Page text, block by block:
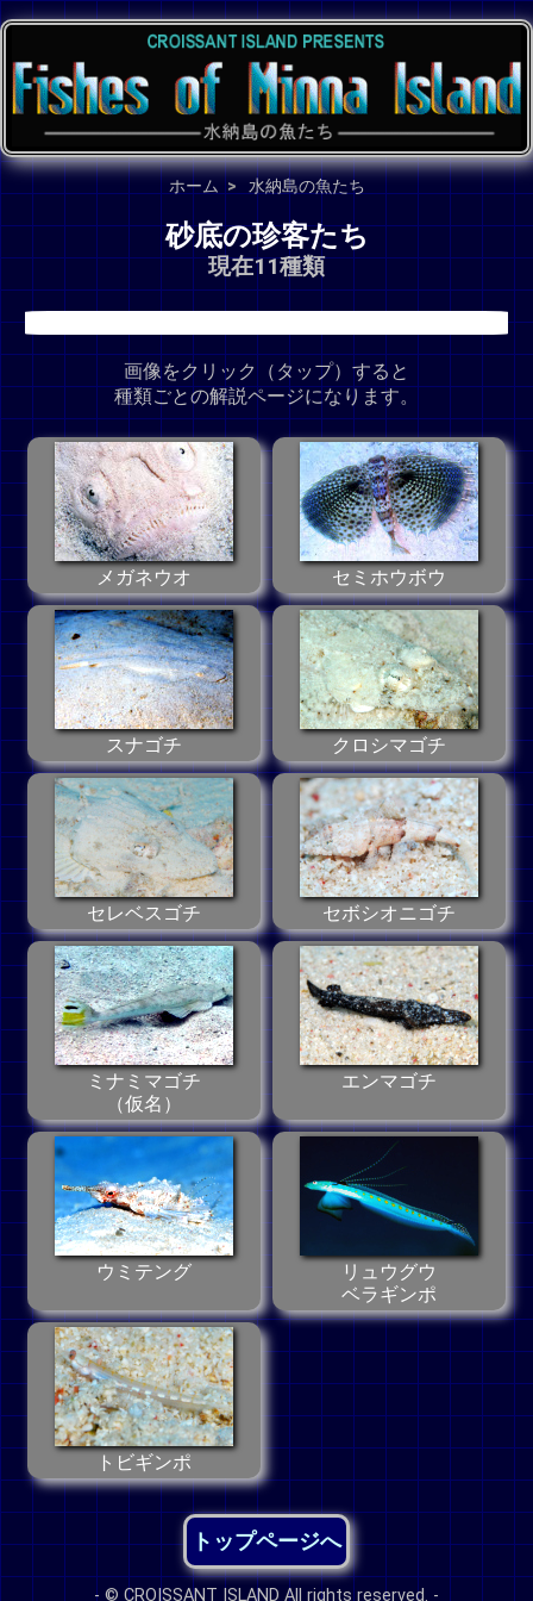
ホーム 水納島の魚たち
砂底の珍客たち
現在11種類
画像をクリック（タップ）すると
種類ごとの解説ページになります。
メガネウオ セミホウボウ
スナゴチ クロシマゴチ
セレベスゴチ セボシオニゴチ
ミナミマゴチ
（仮名）
エンマゴチ
ウミテング
リュウグウ
ベラギンポ
トビギンポ
トップページへ
- © CROISSANT ISLAND All rights reserved. -